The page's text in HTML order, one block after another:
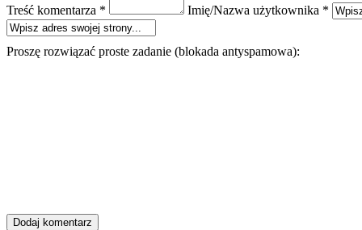
Treść komentarza * Imię/Nazwa użytkownika *
Proszę rozwiązać proste zadanie (blokada antyspamowa):